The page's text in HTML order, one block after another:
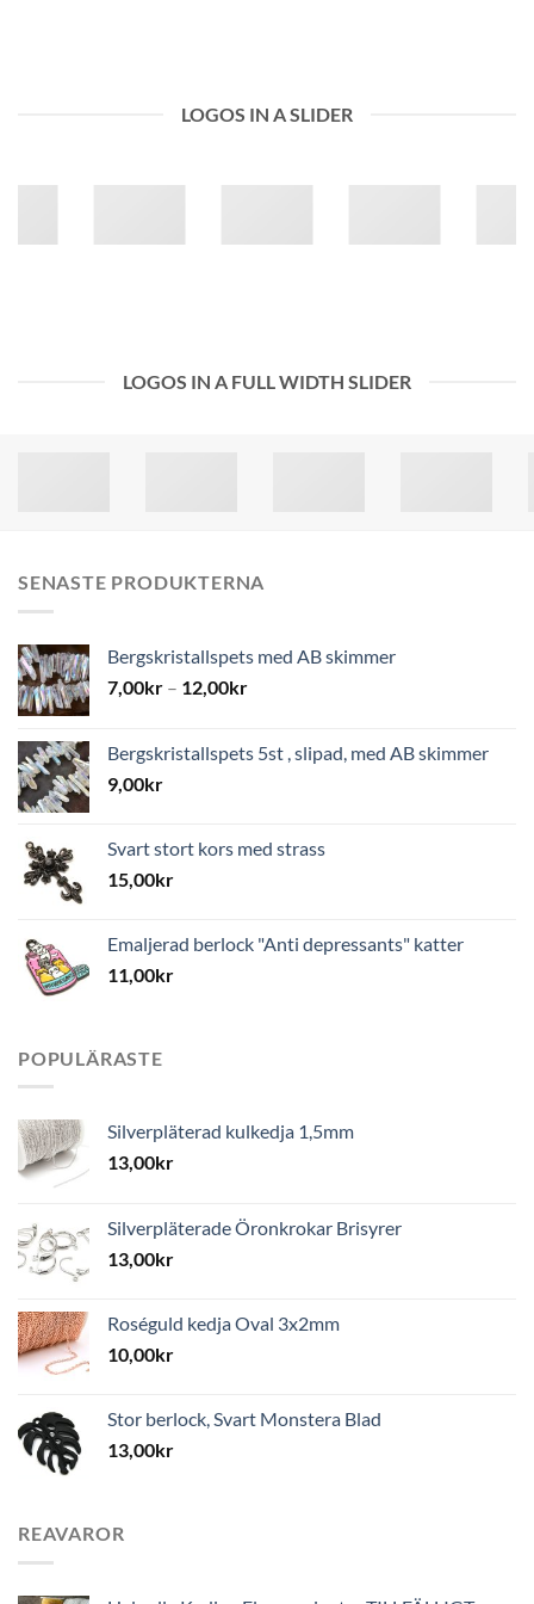
LOGOS IN A SLIDER
LOGOS IN A FULL WIDTH SLIDER
SENASTE PRODUKTERNA
Bergskristallspets med AB skimmer
7,00kr – 12,00kr
Bergskristallspets 5st , slipad, med AB skimmer
9,00kr
Svart stort kors med strass
15,00kr
Emaljerad berlock "Anti depressants" katter
11,00kr
POPULÄRASTE
Silverpläterad kulkedja 1,5mm
13,00kr
Silverpläterade Öronkrokar Brisyrer
13,00kr
Roséguld kedja Oval 3x2mm
10,00kr
Stor berlock, Svart Monstera Blad
13,00kr
REAVAROR